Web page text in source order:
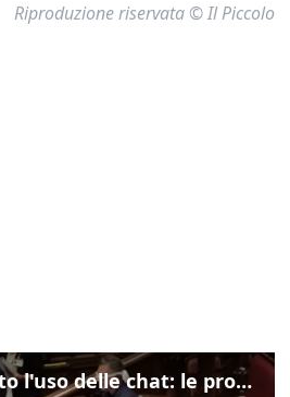
Riproduzione riservata © Il Piccolo
Delmastro, negato l'uso delle chat: le proteste di Avs e M5s